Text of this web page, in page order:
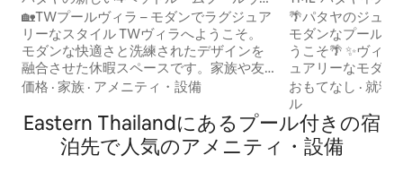
ラ／パタヤTWラグジュアリー滞在プール
ヴィラ
🏡TWプールヴィラ – モダンでラグジュア
リーなスタイル TWヴィラへようこそ。
モダンな快適さと洗練されたデザインを
融合させた休暇スペースです。家族や友
人との集まりであっても、快適で忘れら
快適な空間 建物面積約160平方メートル
の1階建てのヴィラで、4つのベッドルー
ムと5つのバスルームがあります。各寝室
価格 · 家族 · アメニティ・設備
6ベッドルーム8
室、麻雀台、オー
活の便利さ
🌴パタヤのジュン
モダンなプール付
うこそ🌴 ✨ヴィラ全体は軽やかでラグジ
ュアリーなモダン
したオープンスペ
バカンスのリラッ
快適で便利な生活
族旅行、友人との
行、長期滞在に最適です。
おもてなし ·就寝
ル
Eastern Thailandにあるプール付きの宿
泊先で人気のアメニティ・設備